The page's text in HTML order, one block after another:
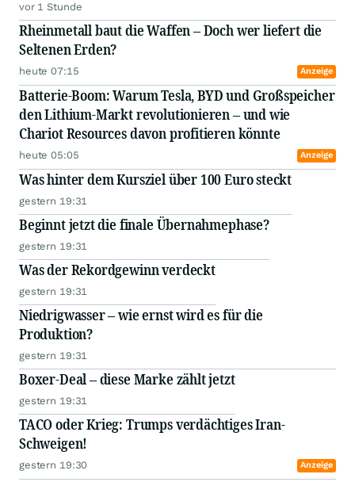
vor 1 Stunde
Rheinmetall baut die Waffen – Doch wer liefert die
Seltenen Erden?
heute 07:15 Anzeige
Batterie-Boom: Warum Tesla, BYD und Großspeicher
den Lithium-Markt revolutionieren – und wie
Chariot Resources davon profitieren könnte
heute 05:05 Anzeige
Was hinter dem Kursziel über 100 Euro steckt
gestern 19:31
Beginnt jetzt die finale Übernahmephase?
gestern 19:31
Was der Rekordgewinn verdeckt
gestern 19:31
Niedrigwasser – wie ernst wird es für die
Produktion?
gestern 19:31
Boxer-Deal – diese Marke zählt jetzt
gestern 19:31
TACO oder Krieg: Trumps verdächtiges Iran-
Schweigen!
gestern 19:30 Anzeige